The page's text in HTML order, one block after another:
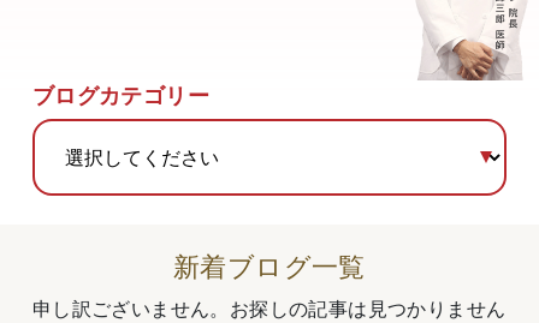
ブログカテゴリー
新着ブログ一覧
申し訳ございません。お探しの記事は見つかりません